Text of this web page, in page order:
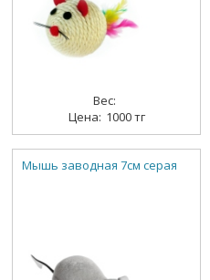
1000 тг
Мышь заводная 7см серая